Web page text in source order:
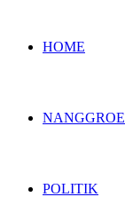
HOME
NANGGROE
POLITIK